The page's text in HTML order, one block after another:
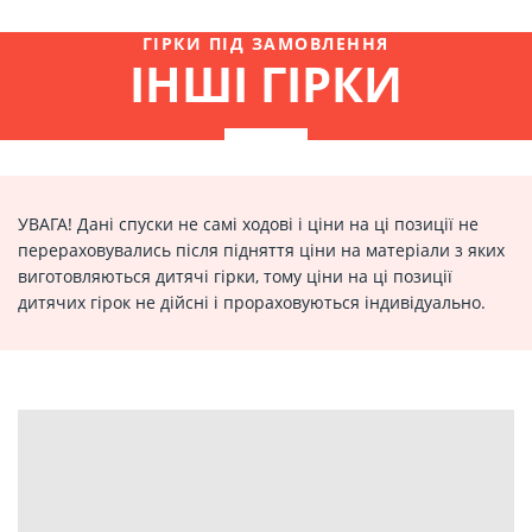
ГІРКИ ПІД ЗАМОВЛЕННЯ
ІНШІ ГІРКИ
УВАГА! Дані спуски не самі ходові і ціни на ці позиції не
перераховувались після підняття ціни на матеріали з яких
виготовляються дитячі гірки, тому ціни на ці позиції
дитячих гірок не дійсні і прораховуються індивідуально.